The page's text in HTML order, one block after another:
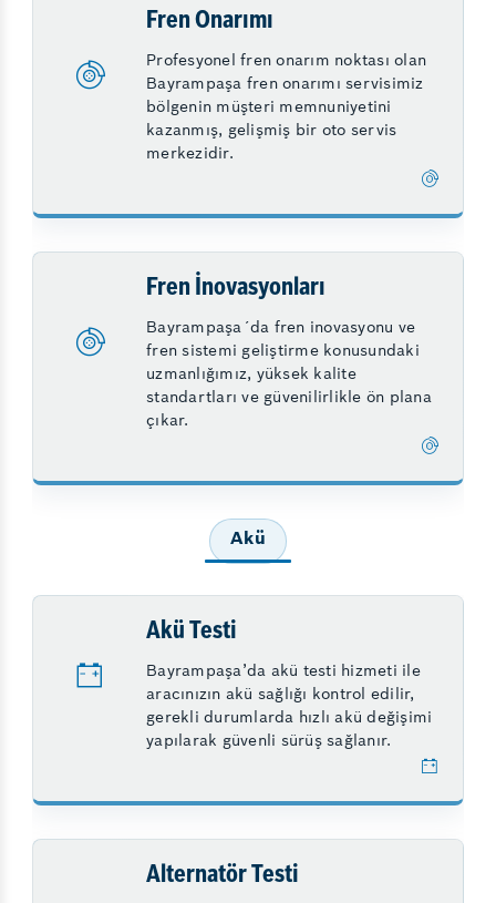
Fren Onarımı
Profesyonel fren onarım noktası olan
Bayrampaşa fren onarımı servisimiz
bölgenin müşteri memnuniyetini
kazanmış, gelişmiş bir oto servis
merkezidir.
Fren İnovasyonları
Bayrampaşa´da fren inovasyonu ve
fren sistemi geliştirme konusundaki
uzmanlığımız, yüksek kalite
standartları ve güvenilirlikle ön plana
çıkar.
Akü
Akü Testi
Bayrampaşa’da akü testi hizmeti ile
aracınızın akü sağlığı kontrol edilir,
gerekli durumlarda hızlı akü değişimi
yapılarak güvenli sürüş sağlanır.
Alternatör Testi